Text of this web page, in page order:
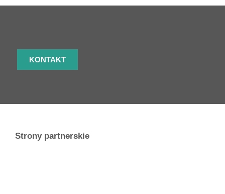
KONTAKT
Strony partnerskie